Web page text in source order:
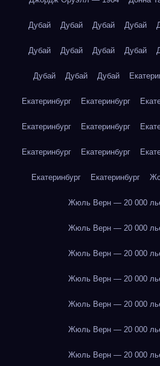
Дубай Дубай Дубай Дубай
Дубай Дубай Дубай Дубай
Дубай Дубай Дубай
Екатеринбург Екатеринбург
Екатеринбург Екатеринбург
Екатеринбург Екатеринбург
Екатеринбург Екатеринбург
Жюль Верн — 20 000
Жюль Верн — 20 000
Жюль Верн — 20 000
Жюль Верн — 20 000
Жюль Верн — 20 000
Жюль Верн — 20 000
Жюль Верн — 20 000